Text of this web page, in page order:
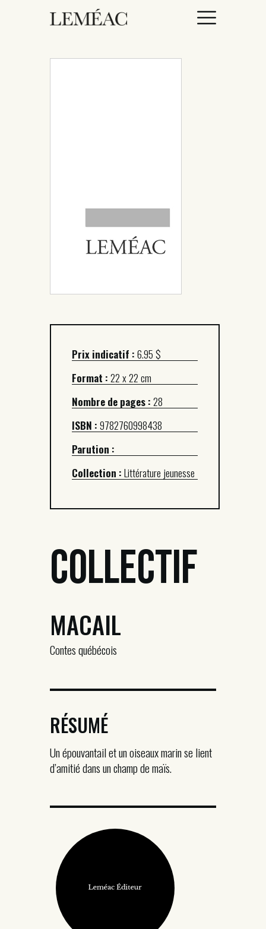
À PROPOS
Prix indicatif :6.95 $
Format :22 x 22 cm
Nombre de pages :28
ISBN :9782760998438
Parution :
Collection :Littérature jeunesse
Collectif
MACAIL
Contes québécois
RÉSUMÉ
Un épouvantail et un oiseaux marin se lient
d’amitié dans un champ de maïs.